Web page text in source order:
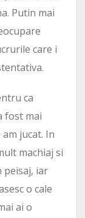
Putin mai
care i
ca
fost mai
jucat. In
machiaj si
peisaj, iar
o cale
ai o